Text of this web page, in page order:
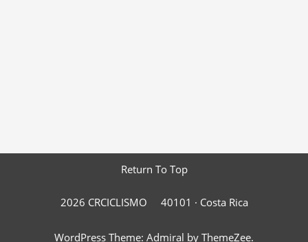
Return To Top
2026 CRCICLISMO 40101 · Costa Rica
WordPress Theme: Admiral by ThemeZee.